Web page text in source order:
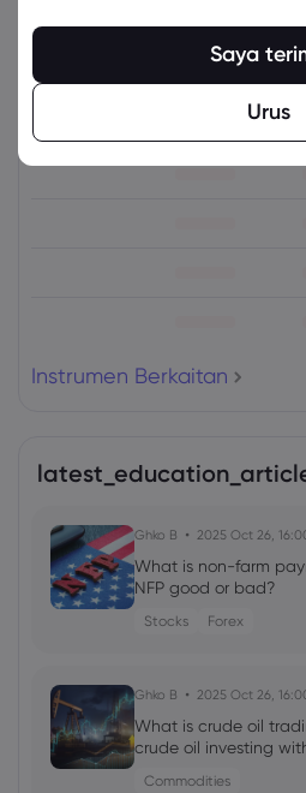
Instrumen Berkaitan
Aset Jual
Instrumen Berkaitan
Ghko B 2025 Oct 26,
What is non-farm
NFP good or bad?
Stocks Forex
Ghko B 2025 Oct 26,
What is crude oil
crude oil investing
Commodities
Saya
Urus